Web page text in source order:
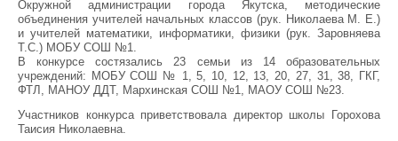
Окружной администрации города Якутска, методические
объединения учителей начальных классов (рук. Николаева М. Е.)
и учителей математики, информатики, физики (рук. Заровняева
Т.С.) МОБУ СОШ №1.
В конкурсе состязались 23 семьи из 14 образовательных
учреждений: МОБУ СОШ № 1, 5, 10, 12, 13, 20, 27, 31, 38, ГКГ,
ФТЛ, МАНОУ ДДТ, Мархинская СОШ №1, МАОУ СОШ №23.
Участников конкурса приветствовала директор школы Горохова
Таисия Николаевна.